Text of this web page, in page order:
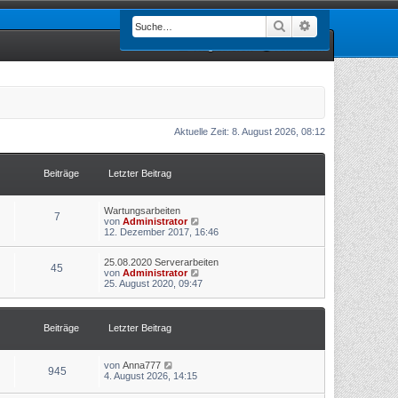
Suche
Aktuelle Zeit: 8. August 2026, 08:12
Beiträge Letzter Beitrag
7
Wartungsarbeiten
von Administrator
e
s
e
B
r
12. Dezember 2017, 16:46
45
25.08.2020 Serverarbeiten
von Administrator
e
25. August 2020, 09:47
Beiträge Letzter Beitrag
945 von Anna777
e
e
4. August 2026, 14:15